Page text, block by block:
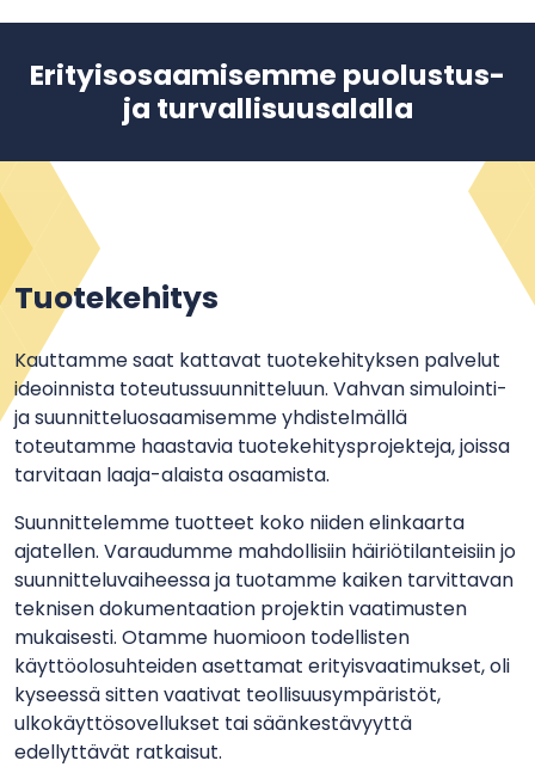
Erityisosaamisemme puolustus-
ja turvallisuusalalla
Tuotekehitys
Kauttamme saat kattavat tuotekehityksen palvelut
ideoinnista toteutussuunnitteluun. Vahvan simulointi-
ja suunnitteluosaamisemme yhdistelmällä
toteutamme haastavia tuotekehitysprojekteja, joissa
tarvitaan laaja-alaista osaamista.
Suunnittelemme tuotteet koko niiden elinkaarta
ajatellen. Varaudumme mahdollisiin häiriötilanteisiin jo
suunnitteluvaiheessa ja tuotamme kaiken tarvittavan
teknisen dokumentaation projektin vaatimusten
mukaisesti. Otamme huomioon todellisten
käyttöolosuhteiden asettamat erityisvaatimukset, oli
kyseessä sitten vaativat teollisuusympäristöt,
ulkokäyttösovellukset tai säänkestävyyttä
edellyttävät ratkaisut.